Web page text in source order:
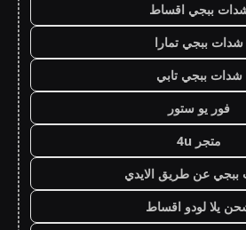
ببجي اقساط
شدات ببجي تمارا
شدات ببجي تابي
فور يو ستور
متجر 4u
عن طريق الايدي
يلا لودو اقساط